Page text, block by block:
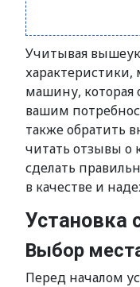
Учитывая
машину, которая
вашим
также обратить
читать отзывы о
сделать
в качестве и
Установка
Выбор
Перед началом